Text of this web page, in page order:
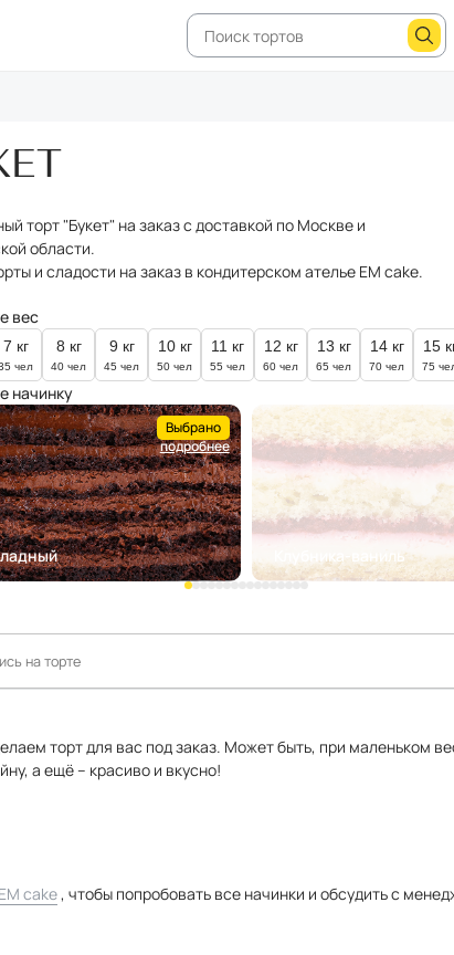
торт "Букет" на заказ с доставкой по Москве и
области.
и сладости на заказ в кондитерском ателье EM cake.
вес
7 кг
чел
8 кг
40 чел
9 кг
45 чел
10кг
50 чел
11 кг
55 чел
12 кг
60 чел
13 кг
65 чел
14кг
70 чел
15
75
начинку
Выбрано
подробнее
Клубника-ваниль
торт для вас под заказ. Может быть, при маленьком
а ещё – красиво и вкусно!
EM cake, чтобы попробовать все начинки и обсудить с